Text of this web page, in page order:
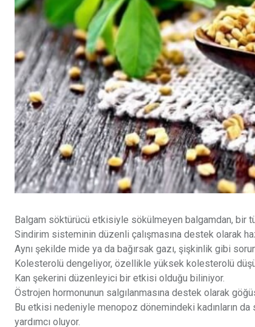
Balgam söktürücü etkisiyle sökülmeyen balgamdan, bir
Sindirim sisteminin düzenli çalışmasına destek olarak
Aynı şekilde mide ya da bağırsak gazı, şişkinlik gibi
Kolesterolü dengeliyor, özellikle yüksek kolesterolü
Kan şekerini düzenleyici bir etkisi olduğu biliniyor.
Östrojen hormonunun salgılanmasına destek olarak
Bu etkisi nedeniyle menopoz dönemindeki kadınların
yardımcı oluyor.